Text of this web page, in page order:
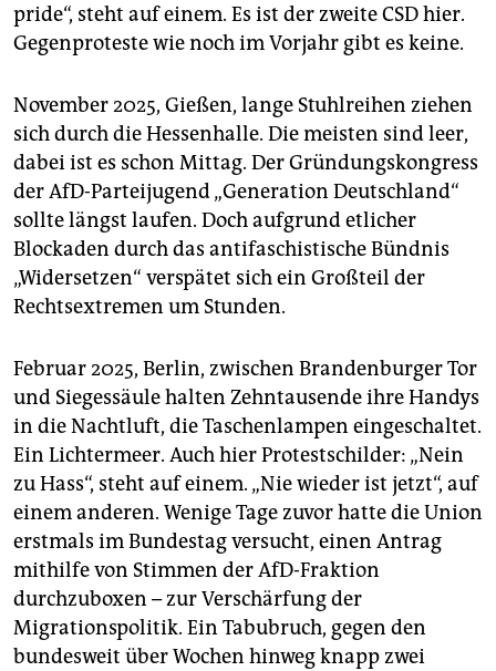
pride“, steht auf einem. Es ist der zweite CSD hier.
Gegenproteste wie noch im Vorjahr gibt es keine.
November 2025, Gießen, lange Stuhlreihen ziehen
sich durch die Hessenhalle. Die meisten sind leer,
dabei ist es schon Mittag. Der Gründungskongress
der AfD-Parteijugend „Generation Deutschland“
sollte längst laufen. Doch aufgrund etlicher
Blockaden durch das antifaschistische Bündnis
„Widersetzen“ verspätet sich ein Großteil der
Rechtsextremen um Stunden.
Februar 2025, Berlin, zwischen Brandenburger Tor
und Siegessäule halten Zehntausende ihre Handys
in die Nachtluft, die Taschenlampen eingeschaltet.
Ein Lichtermeer. Auch hier Protestschilder: „Nein
zu Hass“, steht auf einem. „Nie wieder ist jetzt“, auf
einem anderen. Wenige Tage zuvor hatte die Union
erstmals im Bundestag versucht, einen Antrag
mithilfe von Stimmen der AfD-Fraktion
durchzuboxen – zur Verschärfung der
Migrationspolitik. Ein Tabubruch, gegen den
bundesweit über Wochen hinweg knapp zwei